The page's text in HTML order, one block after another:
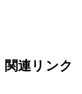
関連リンク